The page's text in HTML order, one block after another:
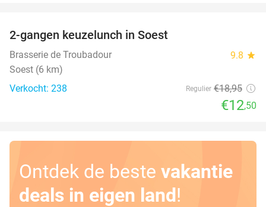
2-gangen keuzelunch in Soest
Brasserie de Troubadour 9.8 star
Soest (6 km)
Verkocht: 238
Regulier €18,95
€12,50
Ontdek de beste vakantie
deals in eigen land!